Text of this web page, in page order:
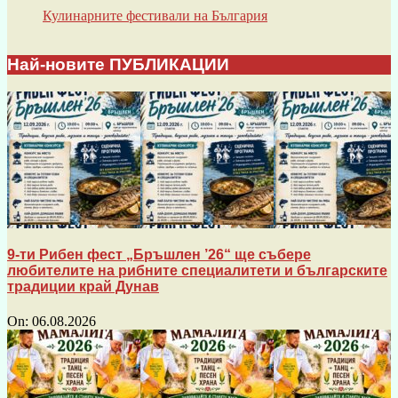
Кулинарните фестивали на България
Най-новите ПУБЛИКАЦИИ
9-ти Рибен фест „Бръшлен ’26“ ще събере
любителите на рибните специалитети и българските
традиции край Дунав
On: 06.08.2026